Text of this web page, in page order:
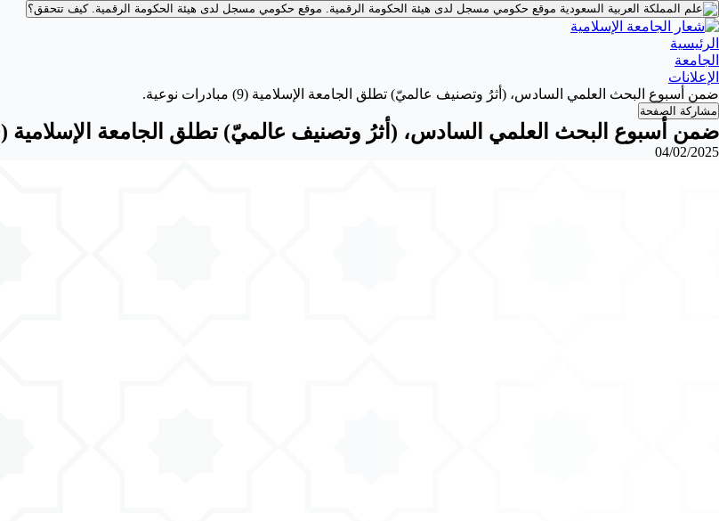
موقع حكومي مسجل لدى هيئة الحكومة الرقمية. موقع حكومي مسجل لدى هيئة الحكومة الرقمية.كيف تتحقق؟
الرئيسية
الجامعة
الإعلانات
ضمن أسبوع البحث العلمي السادس، (أثرُ وتصنيف عالميّ) تطلق الجامعة الإسلامية (9) مبادرات نوعية.
مشاركة الصفحة
ضمن أسبوع البحث العلمي السادس، (أثرُ وتصنيف عالميّ) تطلق الجامعة الإسلامية (9) مبادرات نوعية.
04/02/2025